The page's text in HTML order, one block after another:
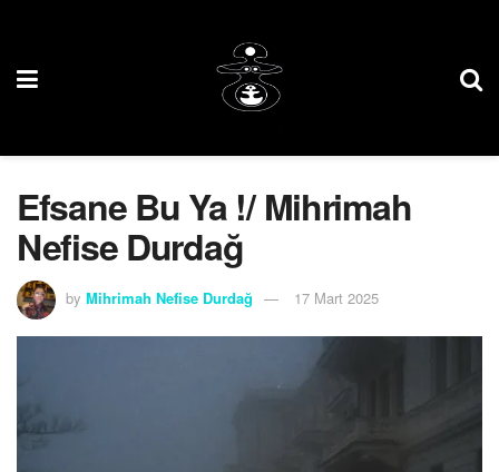
Efsane Bu Ya !/ Mihrimah
Nefise Durdağ
by Mihrimah Nefise Durdağ 17 Mart 2025